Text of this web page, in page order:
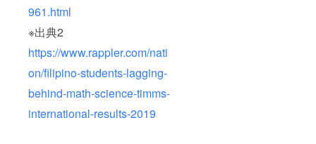
961.html
※出典2
https://www.rappler.com/nati
on/filipino-students-lagging-
behind-math-science-timms-
international-results-2019